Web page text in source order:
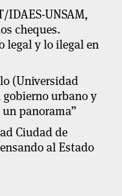
IDAES-UNSAM,
cheques.
legal y lo ilegal en
(Universidad
urbano y
panorama”
Ciudad de
al Estado